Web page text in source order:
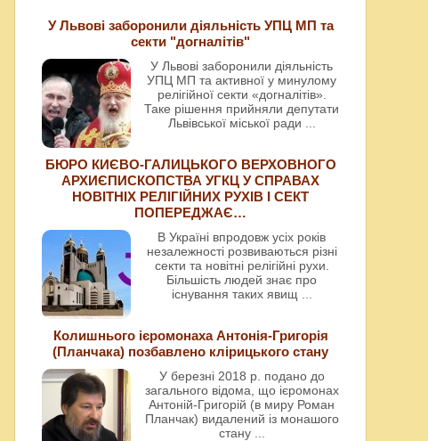
У Львові заборонили діяльність УПЦ МП та
секти "догналітів"
У Львові заборонили діяльність
УПЦ МП та активної у минулому
релігійної секти «догналітів».
Таке рішення прийняли депутати
Львівської міської ради
БЮРО КИЄВО-ГАЛИЦЬКОГО ВЕРХОВНОГО
АРХИЄПИСКОПСТВА УГКЦ У СПРАВАХ
НОВІТНІХ РЕЛІГІЙНИХ РУХІВ І СЕКТ
ПОПЕРЕДЖАЄ…
В Україні впродовж усіх років
незалежності розвиваються різні
секти та новітні релігійні рухи.
Більшість людей знає про
існування таких явищ
Колишнього ієромонаха Антонія-Григорія
(Планчака) позбавлено клірицького стану
У березні 2018 р. подано до
загального відома, що ієромонах
Антоній-Григорій (в миру Роман
Планчак) видалений із монашого
стану